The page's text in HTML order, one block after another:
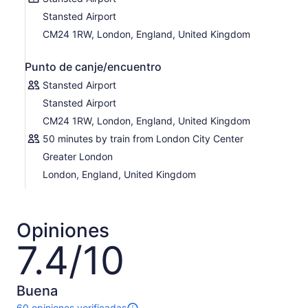
pasos de la puerta de embarque. Platica con otros
pasajeros exclusivos, conoce a los viajeros de tu grupo o
simplemente relájate y disfruta de un momento de
Stansted Airport
CM24 1RW, London, England, United Kingdom
Punto de canje/encuentro
Stansted Airport
Stansted Airport
CM24 1RW, London, England, United Kingdom
50 minutes by train from London City Center
Greater London
London, England, United Kingdom
Opiniones
7.4/10
7.4
de
10
Buena